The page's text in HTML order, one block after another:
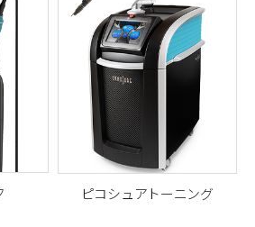
なオ
グ
コラーゲン生成を促進するリ
フティング機器
ピコシュアトーニング